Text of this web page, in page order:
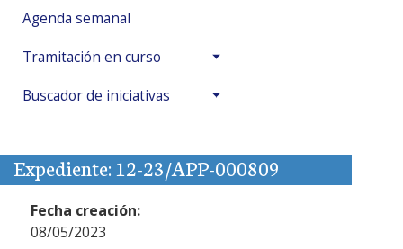
Agenda semanal
Tramitación en curso
Buscador de iniciativas
Expediente: 12-23/APP-000809
Fecha creación:
08/05/2023